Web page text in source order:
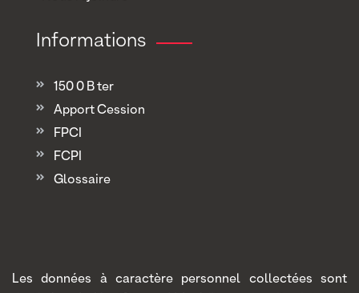
Informations
150 0 B ter
Apport Cession
FPCI
FCPI
Glossaire
Les données à caractère personnel collectées sont